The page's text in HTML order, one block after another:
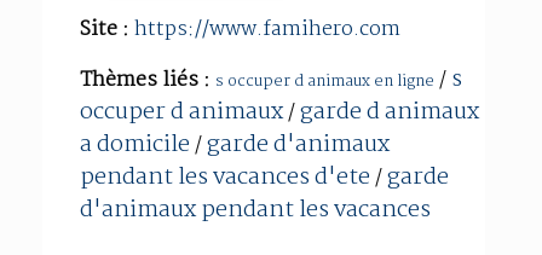
Site : https://www.famihero.com
Thèmes liés : s occuper d animaux en ligne /s
occuper d animaux/garde d animaux
a domicile/garde d'animaux
pendant les vacances d'ete/garde
d'animaux pendant les vacances